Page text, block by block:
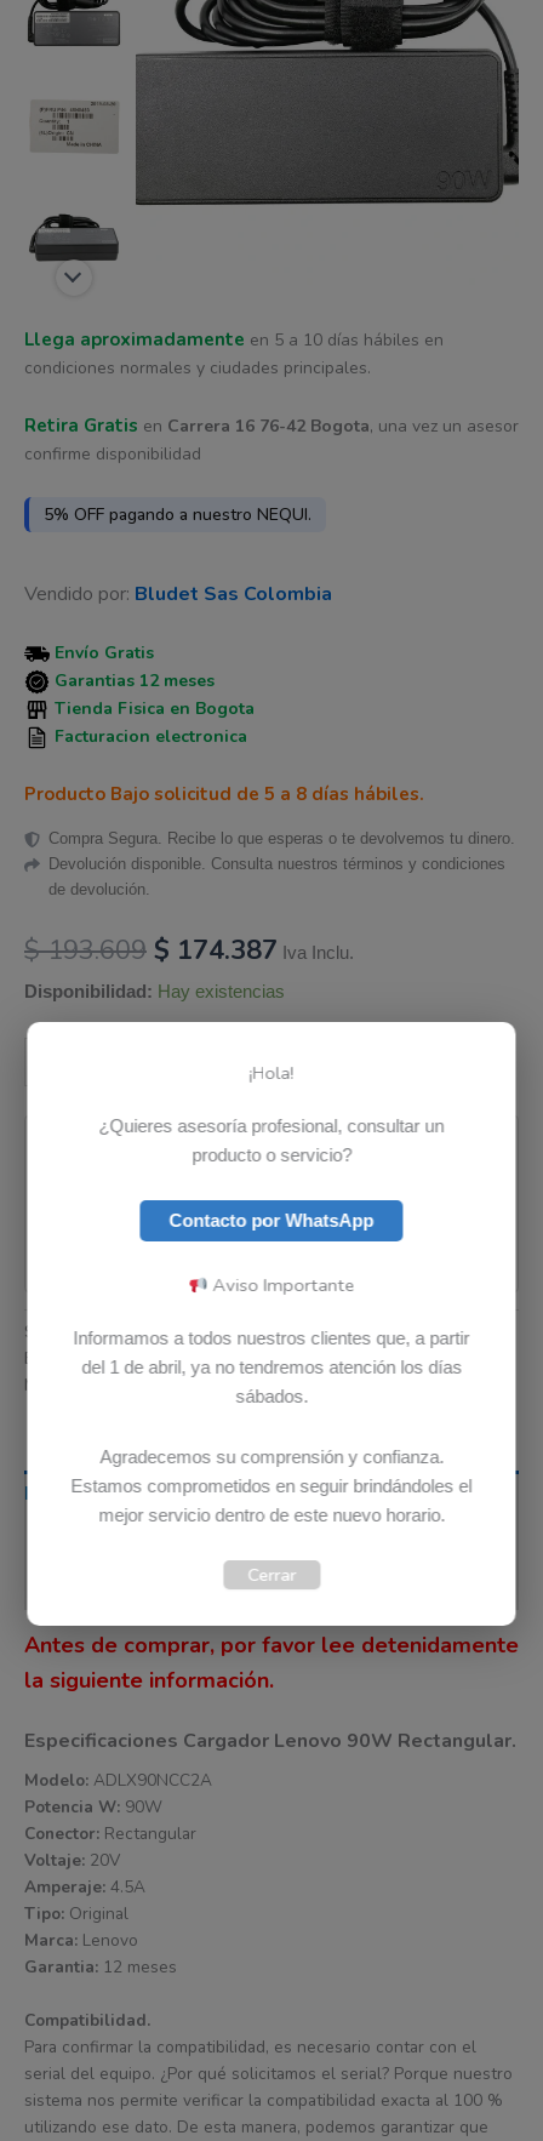
Llega aproximadamente en 5 a 10 días hábiles en
condiciones normales y ciudades principales.
Retira Gratis en Carrera 16 76-42 Bogota, una vez un asesor
confirme disponibilidad
5% OFF pagando a nuestro NEQUI.
Vendido por: Bludet Sas Colombia
Envío Gratis
Garantias 12 meses
Tienda Fisica en Bogota
Facturacion electronica
Producto Bajo solicitud de 5 a 8 días hábiles.
Compra Segura. Recibe lo que esperas o te devolvemos tu dinero.
Devolución disponible. Consulta nuestros términos y condiciones
de devolución.
$193.609
$ 193.609.
$ 174.387
$ 174.387.
Iva Inclu.
Disponibilidad: Hay existencias
4.5A
cantidad
Pago seguro garantizado
SKU: 45N0483 Categoría:Cargadores
Etiquetas: Envio Gratis,Garantia 12 meses,Original
Marca:
Descripción
Antes de comprar, por favor lee detenidamente
la siguiente información.
Especificaciones Cargador Lenovo 90W Rectangular.
Modelo: ADLX90NCC2A
Potencia W: 90W
Conector: Rectangular
Voltaje: 20V
Amperaje: 4.5A
Tipo: Original
Marca: Lenovo
Garantia: 12 meses
Compatibilidad.
Para confirmar la compatibilidad, es necesario contar con el
serial del equipo. ¿Por qué solicitamos el serial? Porque nuestro
sistema nos permite verificar la compatibilidad exacta al 100 %
utilizando ese dato. De esta manera, podemos garantizar que
¡Hola!
¿Quieres asesoría profesional, consultar un
producto o servicio?
Contacto por WhatsApp
Aviso Importante
Informamos a todos nuestros clientes que, a partir
del 1 de abril, ya no tendremos atención los días
sábados.
Agradecemos su comprensión y confianza.
Estamos comprometidos en seguir brindándoles el
mejor servicio dentro de este nuevo horario.
Cerrar